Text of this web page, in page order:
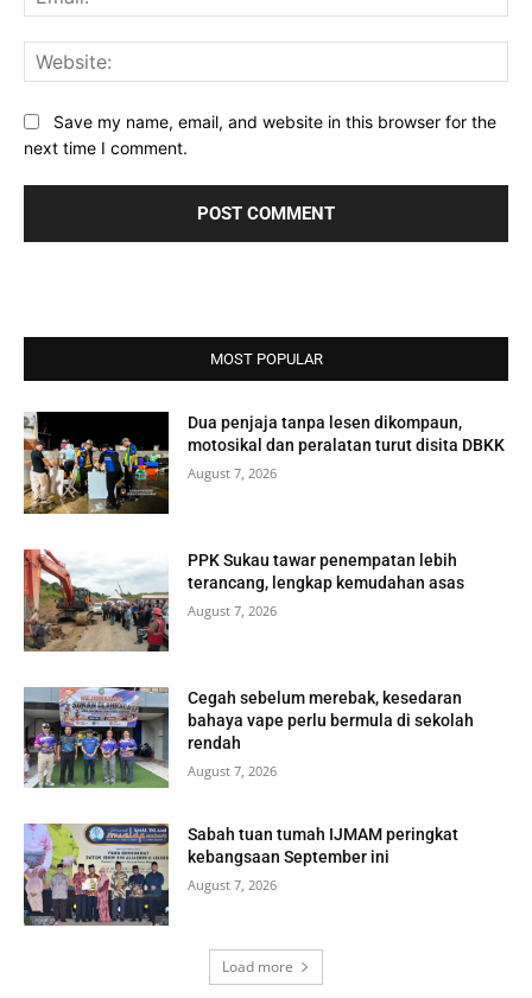
Save my name, email, and website in this browser for the
next time I comment.
MOST POPULAR
Dua penjaja tanpa lesen dikompaun,
motosikal dan peralatan turut disita DBKK
August 7, 2026
PPK Sukau tawar penempatan lebih
terancang, lengkap kemudahan asas
August 7, 2026
Cegah sebelum merebak, kesedaran
bahaya vape perlu bermula di sekolah
rendah
August 7, 2026
Sabah tuan tumah IJMAM peringkat
kebangsaan September ini
August 7, 2026
Load more